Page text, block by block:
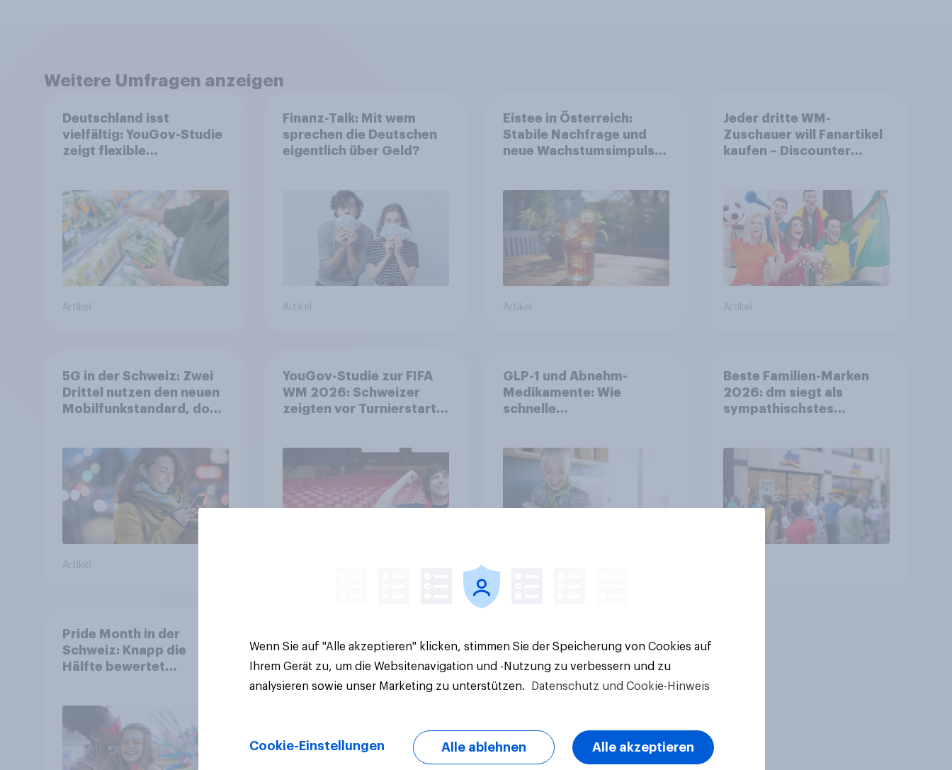
Weitere Umfragen anzeigen
Deutschland isst
vielfältig: YouGov-Studie
zeigt flexible
Artikel
Finanz-Talk: Mit wem
sprechen die Deutschen
eigentlich über Geld?
Artikel
Eistee in Österreich:
Stabile Nachfrage und
neue Wachstumsimpulse
Artikel
Jeder dritte WM-
Zuschauer will Fanartikel
kaufen – Discounter
Artikel
5G in der Schweiz: Zwei
Drittel nutzen den neuen
Mobilfunkstandard, doch
Artikel
YouGov-Studie zur FIFA
WM 2026: Schweizer
zeigten vor Turnierstart
GLP-1 und Abnehm-
Medikamente: Wie
schnelle
umgestalten
Beste Familien-Marken
2026: dm siegt als
sympathischstes
Pride Month in der
Schweiz: Knapp die
Hälfte bewertet
bleibt umstritten
Wenn Sie auf "Alle akzeptieren" klicken, stimmen Sie der Speicherung von Cookies auf
Ihrem Gerät zu, um die Websitenavigation und -Nutzung zu verbessern und zu
analysieren sowie unser Marketing zu unterstützen.
Datenschutz und Cookie-Hinweis
Cookie-Einstellungen Alle ablehnen Alle akzeptieren